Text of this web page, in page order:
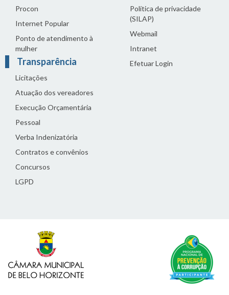
Procon
Internet Popular
Ponto de atendimento à
mulher
Transparência
Licitações
Atuação dos vereadores
Execução Orçamentária
Pessoal
Verba Indenizatória
Contratos e convênios
Concursos
LGPD
Política de privacidade
(SILAP)
Webmail
Intranet
Efetuar Login